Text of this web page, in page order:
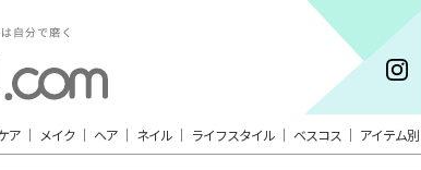
ア メイク ヘア ネイル ライフスタイル ベスコス アイテム別